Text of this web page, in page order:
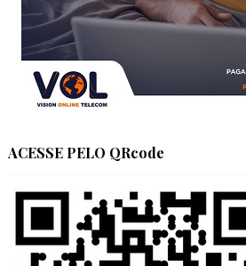
ACESSE PELO QRcode